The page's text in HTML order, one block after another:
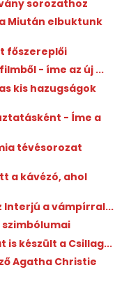
sorozathoz
Miután elbuktunk
főszereplői
- íme az új ...
kis hazugságok
- Íme a
tévésorozat
a kávézó, ahol
Interjú a vámpírral...
szimbólumai
készült a Csillag...
Agatha Christie